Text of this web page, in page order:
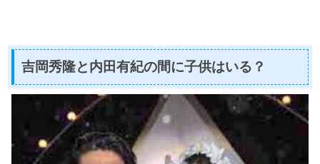
吉岡秀隆と内田有紀の間に子供はいる？